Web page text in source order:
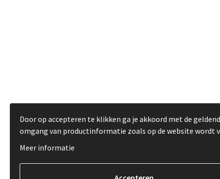
Door op accepteren te klikken ga je akkoord met de
omgang van productinformatie zoals op de website wordt
Meer informatie